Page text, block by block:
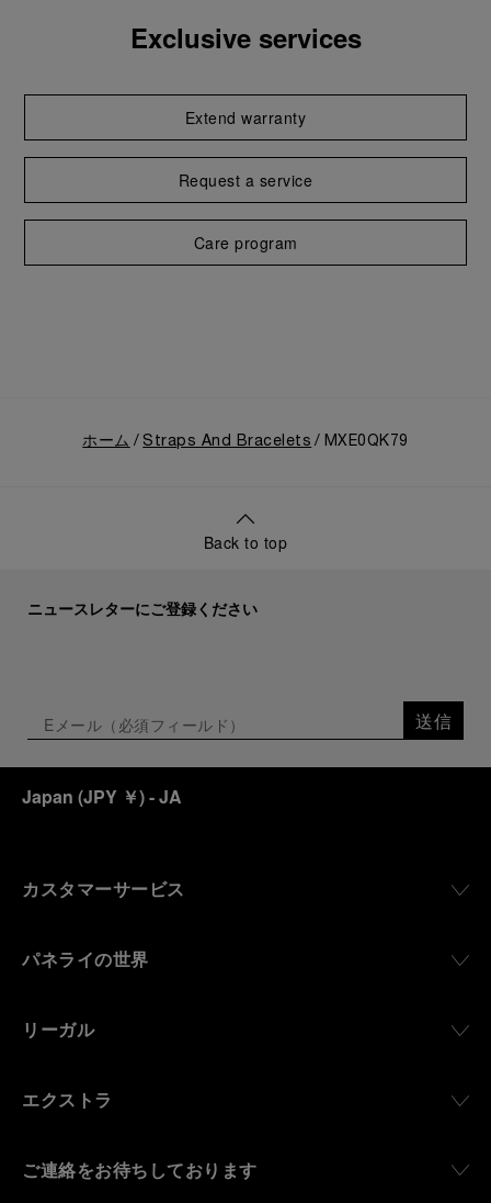
Exclusive services
Extend warranty
Request a service
Care program
ホーム Straps And Bracelets MXE0QK79
Back to top
ニュースレターにご登録ください
送信
Japan (JPY ￥)- JA
カスタマーサービス
パネライの世界
リーガル
エクストラ
ご連絡をお待ちしております